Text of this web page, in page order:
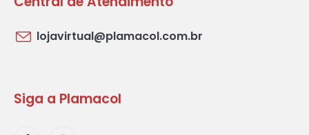
lojavirtual@plamacol.com.br
Siga a Plamacol